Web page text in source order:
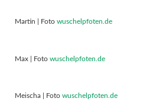
Martin | Foto wuschelpfoten.de
Max | Foto wuschelpfoten.de
Meischa | Foto wuschelpfoten.de